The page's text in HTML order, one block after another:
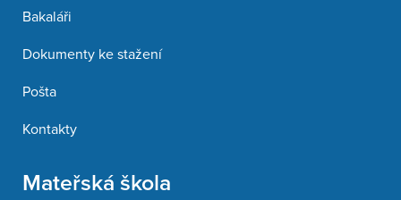
Bakaláři
Dokumenty ke stažení
Pošta
Kontakty
Mateřská škola